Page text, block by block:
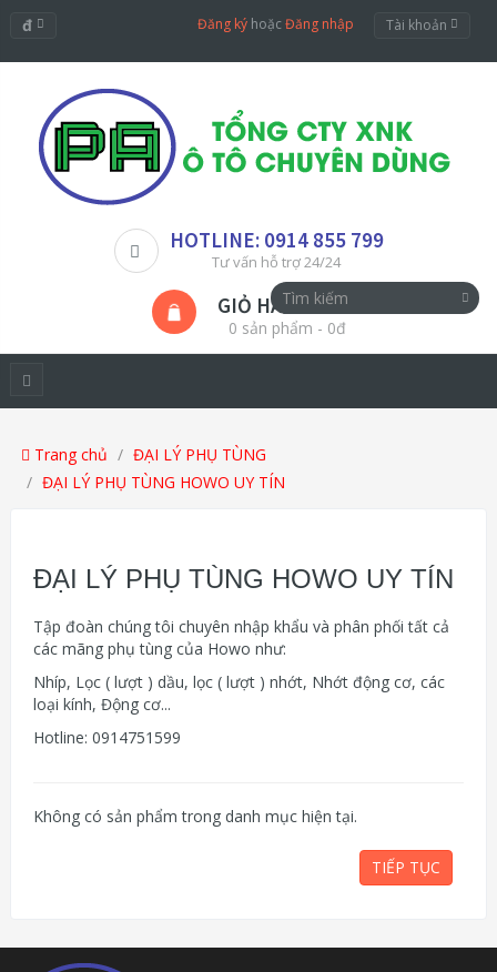
đ Đăng ký hoặcĐăng nhập Tài khoản
HOTLINE: 0914 855 799
Tư vấn hỗ trợ 24/24
GIỎ HÀNG
0 sản phẩm - 0đ
Trang chủ
ĐẠI LÝ PHỤ TÙNG
ĐẠI LÝ PHỤ TÙNG HOWO UY TÍN
ĐẠI LÝ PHỤ TÙNG HOWO UY TÍN
Tập đoàn chúng tôi chuyên nhập khẩu và phân phối tất cả
các mãng phụ tùng của Howo như:
Nhíp, Lọc ( lượt ) dầu, lọc ( lượt ) nhớt, Nhớt động cơ, các
loại kính, Động cơ...
Hotline: 0914751599
Không có sản phẩm trong danh mục hiện tại.
TIẾP TỤC